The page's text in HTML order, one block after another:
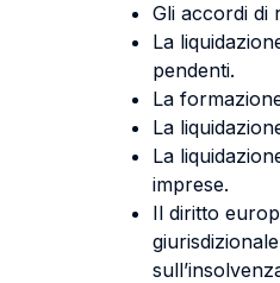
Gli accordi di
La
pendenti.
La
La
La
imprese.
Il diritto